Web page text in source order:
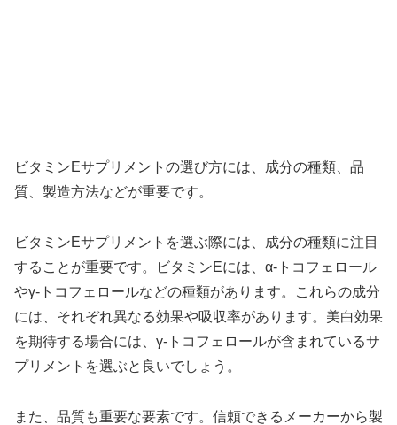
ビタミンEサプリメントの選び方には、成分の種類、品
質、製造方法などが重要です。
ビタミンEサプリメントを選ぶ際には、成分の種類に注目
することが重要です。ビタミンEには、α-トコフェロール
やγ-トコフェロールなどの種類があります。これらの成分
には、それぞれ異なる効果や吸収率があります。美白効果
を期待する場合には、γ-トコフェロールが含まれているサ
プリメントを選ぶと良いでしょう。
また、品質も重要な要素です。信頼できるメーカーから製